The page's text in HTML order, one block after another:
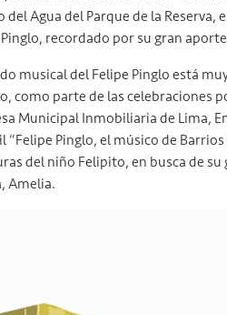
del Agua del Parque de la
recordado por su gran
musical del Felipe Pinglo está
como parte de las celebraciones
Municipal Inmobiliaria de Lima,
“Felipe Pinglo, el músico de
del niño Felipito, en busca de
Amelia.